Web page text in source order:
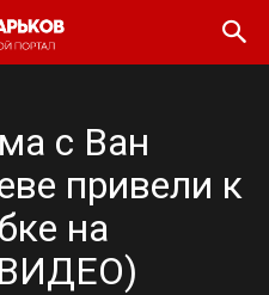
с Ван
привели к
на